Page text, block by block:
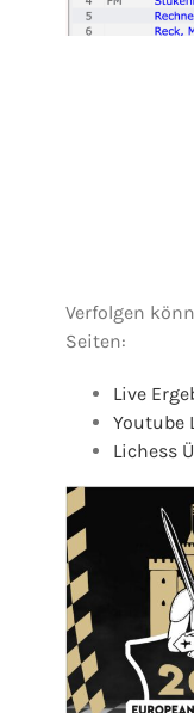
Verfolgen
Seiten:
Live
Youtube
Lichess